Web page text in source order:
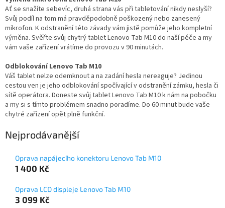
Ať se snažíte sebevíc, druhá strana vás při tabletování nikdy neslyší?
Svůj podíl na tom má pravděpodobně poškozený nebo zanesený
mikrofon. K odstranění této závady vám jistě pomůže jeho kompletní
výměna. Svěřte svůj chytrý tablet Lenovo Tab M10 do naší péče a my
vám vaše zařízení vrátíme do provozu v 90 minutách.
Odblokování Lenovo Tab M10
Váš tablet nelze odemknout a na zadání hesla nereaguje? Jedinou
cestou ven je jeho odblokování spočívající v odstranění zámku, hesla či
sítě operátora. Doneste svůj tablet Lenovo Tab M10 k nám na pobočku
a my si s tímto problémem snadno poradíme. Do 60 minut bude vaše
chytré zařízení opět plně funkční.
Nejprodávanější
Oprava napájecího konektoru Lenovo Tab M10
1 400 Kč
Oprava LCD displeje Lenovo Tab M10
3 099 Kč